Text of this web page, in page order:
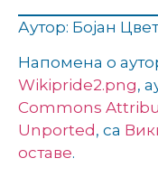
Аутор: Бојан
Напомена о
Wikipride2.png,
Commons
Unported , са
оставе.